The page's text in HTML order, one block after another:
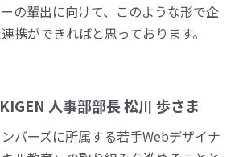
の輩出に向けて、このような形で企
携ができればと思っております。
人事部部長 松川 歩さま
バーズに所属する若手Webデザイナ